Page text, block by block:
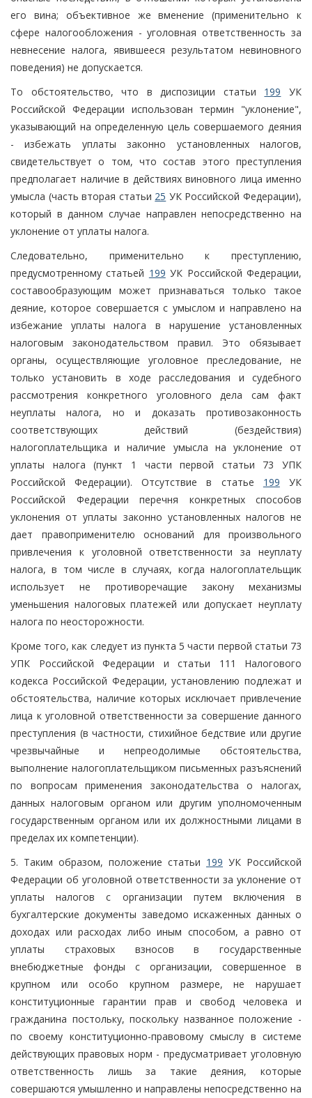
его вина; объективное же вменение (применительно к
сфере налогообложения - уголовная ответственность за
невнесение налога, явившееся результатом невиновного
поведения) не допускается.
То обстоятельство, что в диспозиции статьи 199 УК
Российской Федерации использован термин "уклонение",
указывающий на определенную цель совершаемого деяния
- избежать уплаты законно установленных налогов,
свидетельствует о том, что состав этого преступления
предполагает наличие в действиях виновного лица именно
умысла (часть вторая статьи 25 УК Российской Федерации),
который в данном случае направлен непосредственно на
уклонение от уплаты налога.
Следовательно, применительно к преступлению,
предусмотренному статьей 199 УК Российской Федерации,
составообразующим может признаваться только такое
деяние, которое совершается с умыслом и направлено на
избежание уплаты налога в нарушение установленных
налоговым законодательством правил. Это обязывает
органы, осуществляющие уголовное преследование, не
только установить в ходе расследования и судебного
рассмотрения конкретного уголовного дела сам факт
неуплаты налога, но и доказать противозаконность
соответствующих действий (бездействия)
налогоплательщика и наличие умысла на уклонение от
уплаты налога (пункт 1 части первой статьи 73 УПК
Российской Федерации). Отсутствие в статье 199 УК
Российской Федерации перечня конкретных способов
уклонения от уплаты законно установленных налогов не
дает правоприменителю оснований для произвольного
привлечения к уголовной ответственности за неуплату
налога, в том числе в случаях, когда налогоплательщик
использует не противоречащие закону механизмы
уменьшения налоговых платежей или допускает неуплату
налога по неосторожности.
Кроме того, как следует из пункта 5 части первой статьи 73
УПК Российской Федерации и статьи 111 Налогового
кодекса Российской Федерации, установлению подлежат и
обстоятельства, наличие которых исключает привлечение
лица к уголовной ответственности за совершение данного
преступления (в частности, стихийное бедствие или другие
чрезвычайные и непреодолимые обстоятельства,
выполнение налогоплательщиком письменных разъяснений
по вопросам применения законодательства о налогах,
данных налоговым органом или другим уполномоченным
государственным органом или их должностными лицами в
пределах их компетенции).
5. Таким образом, положение статьи 199 УК Российской
Федерации об уголовной ответственности за уклонение от
уплаты налогов с организации путем включения в
бухгалтерские документы заведомо искаженных данных о
доходах или расходах либо иным способом, а равно от
уплаты страховых взносов в государственные
внебюджетные фонды с организации, совершенное в
крупном или особо крупном размере, не нарушает
конституционные гарантии прав и свобод человека и
гражданина постольку, поскольку названное положение -
по своему конституционно-правовому смыслу в системе
действующих правовых норм - предусматривает уголовную
ответственность лишь за такие деяния, которые
совершаются умышленно и направлены непосредственно на